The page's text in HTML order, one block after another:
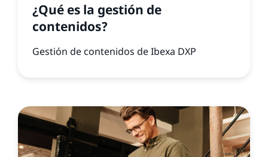
¿Qué es la gestión de
contenidos?
Gestión de contenidos de Ibexa DXP